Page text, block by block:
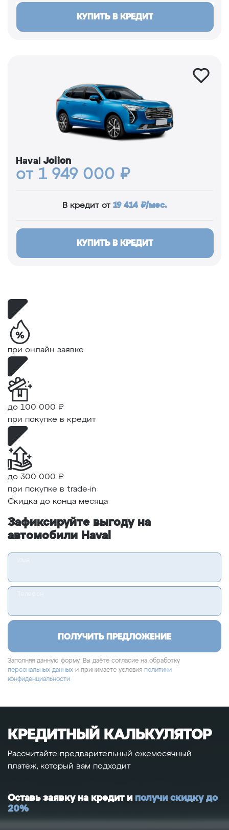
КУПИТЬ В КРЕДИТ
Haval Jolion
от 1 949 000 ₽
В кредит от 19 414 ₽/мес.
КУПИТЬ В КРЕДИТ
при онлайн заявке
до 100 000 ₽
при покупке в кредит
до 300 000 ₽
при покупке в trade-in
Скидка до конца месяца
Зафиксируйте выгоду на
автомобили Haval
ПОЛУЧИТЬ ПРЕДЛОЖЕНИЕ
Заполняя данную форму, Вы даёте согласие на обработку
персональных данных и принимаете условия политики
конфиденциальности
КРЕДИТНЫЙ КАЛЬКУЛЯТОР
Рассчитайте предварительный ежемесячный
платеж, который вам подходит
Оставь заявку на кредит и получи скидку до
20%